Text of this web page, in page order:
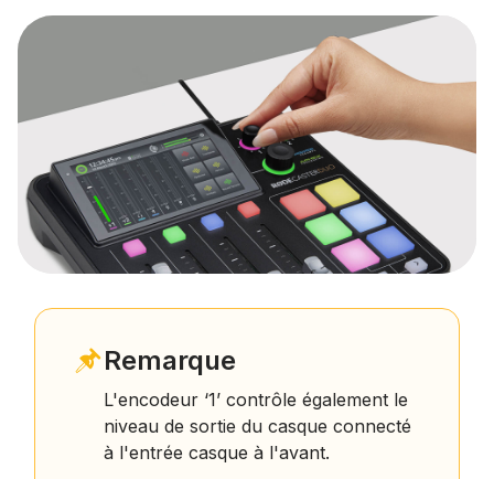
Remarque
L'encodeur ‘1’ contrôle également le
niveau de sortie du casque connecté
à l'entrée casque à l'avant.